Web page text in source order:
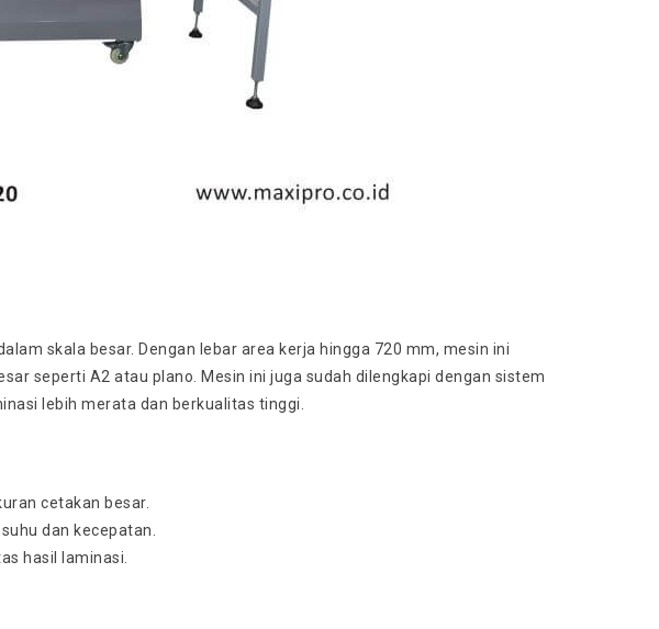
skala besar. Dengan lebar area kerja hingga 720 mm, mesin ini
seperti A2 atau plano. Mesin ini juga sudah dilengkapi dengan sistem
lebih merata dan berkualitas tinggi.
cetakan besar.
dan kecepatan.
hasil laminasi.